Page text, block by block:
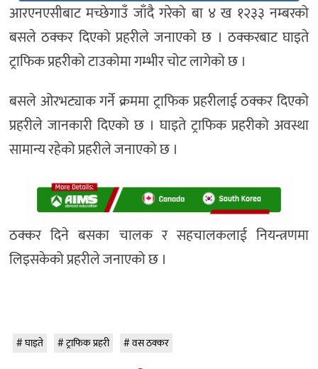
आरएनएसीबाट मच्छेगाउँ जाँदै गरेको बा ४ ख १२३३ नम्बरको
बसले ठक्कर दिएको प्रहरीले जनाएको छ । ठक्करबाट घाइते
ट्राफिक प्रहरीको टाउकोमा गम्भीर चोट लागेको छ ।
बसले ओरभट्याक गर्ने क्रममा ट्राफिक प्रहरीलाई ठक्कर दिएको
प्रहरीले जानकारी दिएको छ । घाइते ट्राफिक प्रहरीको अवस्था
सामान्य रहेको प्रहरीले जनाएको छ ।
ठक्कर दिने बसका चालक र सहचालकलाई नियन्त्रणमा
लिइसकेको प्रहरीले जनाएको छ ।
घाइते ट्राफिक प्रहरी
वस ठक्कर